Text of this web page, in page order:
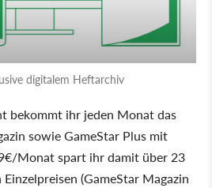
digitalem Heftarchiv
bekommt ihr jeden Monat das
sowie GameStar Plus mit
Monat spart ihr damit über 23
(GameStar Magazin